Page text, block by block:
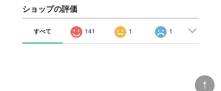
ショップの評価
すべて 141 1 1